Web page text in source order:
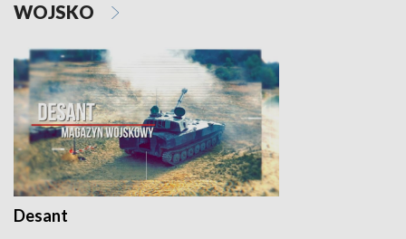
WOJSKO
Desant